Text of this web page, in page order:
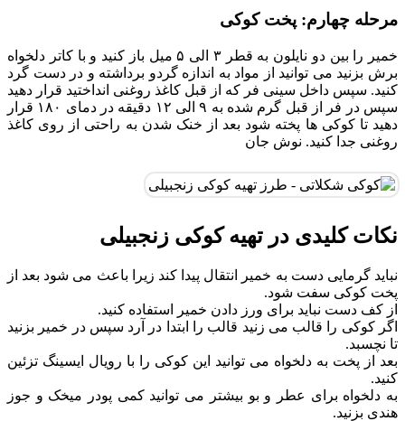
مرحله چهارم: پخت کوکی
خمیر را بین دو نایلون به قطر ۳ الی ۵ میل باز کنید و با کاتر دلخواه
برش بزنید می توانید از مواد به اندازه گردو برداشته و در دست گرد
کنید. سپس داخل سینی فر که از قبل کاغذ روغنی انداختید قرار دهید
سپس در فر از قبل گرم شده به ۹ الی ۱۲ دقیقه در دمای ۱۸۰ قرار
دهید تا کوکی ها پخته شود بعد از خنک شدن به راحتی از روی کاغذ
روغنی جدا کنید. نوش جان
نکات کلیدی در تهیه کوکی زنجبیلی
نباید گرمایی دست به خمیر انتقال پیدا کند زیرا باعث می شود بعد از
پخت کوکی سفت شود.
از کف دست نباید برای ورز دادن خمیر استفاده کنید.
اگر کوکی را قالب می زنید قالب را ابتدا در آرد سپس در خمیر بزنید
تا نچسبد.
بعد از پخت به دلخواه می توانید این کوکی را با رویال ایسینگ تزئین
کنید.
به دلخواه برای عطر و بو بیشتر می توانید کمی پودر میخک و جوز
هندی بزنید.